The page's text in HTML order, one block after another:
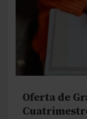
Oferta de